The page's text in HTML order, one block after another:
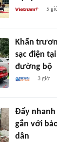
5
Khẩn
sạc điện
đường bộ
3 giờ
Đẩy nhanh
gắn với
dân